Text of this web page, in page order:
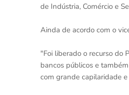
de Indústria, Comércio e
Ainda de acordo com o
"Foi liberado o recurso do
bancos públicos e
com grande capilaridade